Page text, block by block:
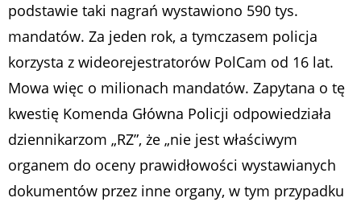
podstawie taki nagrań wystawiono 590 tys.
mandatów. Za jeden rok, a tymczasem policja
korzysta z wideorejestratorów PolCam od 16 lat.
Mowa więc o milionach mandatów. Zapytana o tę
kwestię Komenda Główna Policji odpowiedziała
dziennikarzom „RZ”, że „nie jest właściwym
organem do oceny prawidłowości wystawianych
dokumentów przez inne organy, w tym przypadku